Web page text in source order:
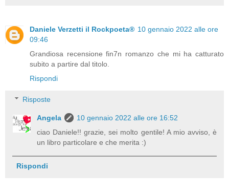
Daniele Verzetti il Rockpoeta® 10 gennaio 2022 alle ore
09:46
Grandiosa recensione fin7n romanzo che mi ha catturato
subito a partire dal titolo.
Rispondi
Risposte
Angela
10 gennaio 2022 alle ore 16:52
ciao Daniele!! grazie, sei molto gentile! A mio avviso, è
un libro particolare e che merita :)
Rispondi